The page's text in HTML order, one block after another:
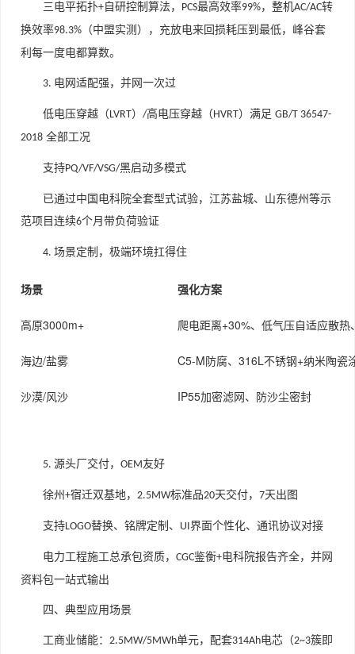
三电平拓扑+ 自研控制算法， PCS最高效率99%，整机AC/AC转
换效率98.3% （中盟实测），充放电来回损耗压到最低，峰谷套
利每一度电都算数。
3. 电网适配强，并网一次过
低电压穿越（LVRT） /高电压穿越（HVRT）满足 GB/T 36547-
2018 全部工况
支持PQ/VF/VSG/黑启动多模式
已通过中国电科院全套型式试验，江苏盐城、山东德州等示
范项目连续6个月带负荷验证
4. 场景定制，极端环境扛得住
场景 强化方案
高原3000m+ 爬电距离+30%、低气压自适应散
海边/盐雾 C5-M防腐、316L不锈钢+纳米陶瓷
沙漠/风沙 IP55加密滤网、防沙尘密封
5. 源头厂交付， OEM友好
徐州 +宿迁双基地， 2.5MW标准品20天交付， 7天出图
支持LOGO替换、铭牌定制、 UI界面个性化、通讯协议对接
电力工程施工总承包资质， CGC鉴衡+电科院报告齐全，并网
资料包一站式输出
四、典型应用场景
工商业储能： 2.5MW/5MWh单元，配套314Ah电芯（2~3簇即